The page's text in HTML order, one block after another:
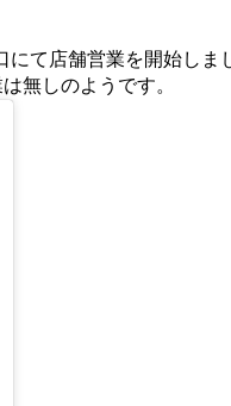
て店舗営業を開始しま
無しのようです。